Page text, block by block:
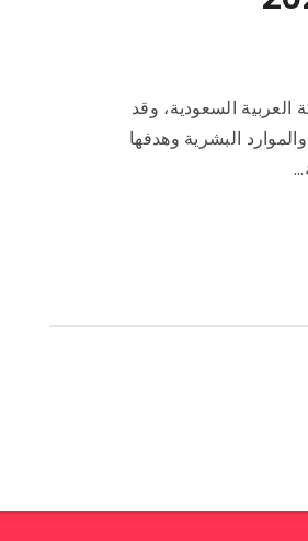
السعودية، وقد
البشرية وهدفها